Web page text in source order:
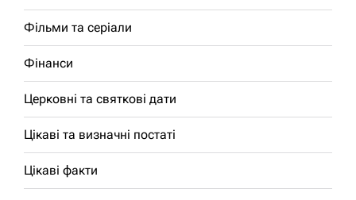
Фільми та серіали
Фінанси
Церковні та святкові дати
Цікаві та визначні постаті
Цікаві факти